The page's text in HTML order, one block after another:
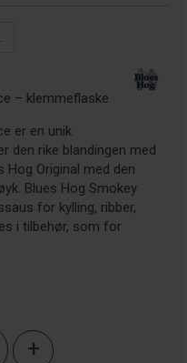
– klemmeflaske
er en unik
den rike blandingen med
Hog Original med den
Blues Hog Smokey
for kylling, ribber,
i tilbehør, som for
+